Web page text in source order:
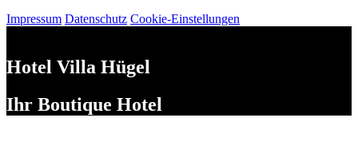
Impressum Datenschutz Cookie-Einstellungen
Hotel Villa Hügel
Ihr Boutique Hotel